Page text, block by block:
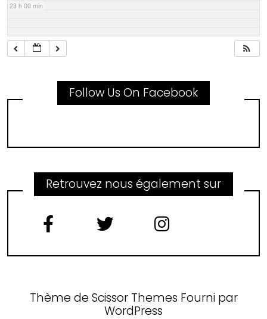
23 h 00 min
Follow Us On Facebook
Retrouvez nous également sur
Thème de Scissor Themes Fourni par
WordPress